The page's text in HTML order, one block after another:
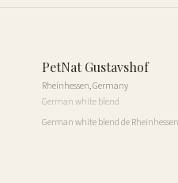
PetNat Gustavshof
Rheinhessen,Germany
German white blend
German white blend de